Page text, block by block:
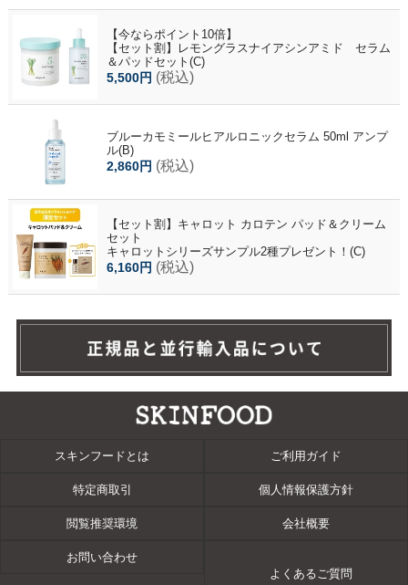
【今ならポイント10倍】
【セット割】レモングラスナイアシンアミド セラム
＆パッドセット(C)
5,500円 (税込)
ブルーカモミールヒアルロニックセラム 50ml アンプ
ル(B)
2,860円 (税込)
【セット割】キャロット カロテン パッド＆クリーム
セット
キャロットシリーズサンプル2種プレゼント！(C)
6,160円 (税込)
スキンフードとは ご利用ガイド
特定商取引 個人情報保護方針
閲覧推奨環境 会社概要
お問い合わせ
よくあるご質問